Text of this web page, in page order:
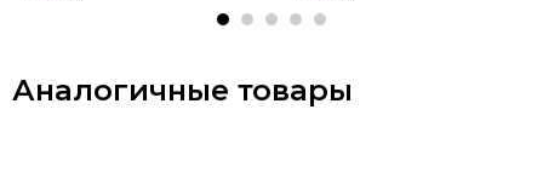
Аналогичные товары